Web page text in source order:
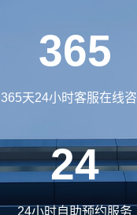
365
365天24小时客服在线
24
24小时自助预约服务